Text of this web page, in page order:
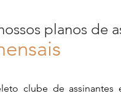
planos de
clube de assinantes